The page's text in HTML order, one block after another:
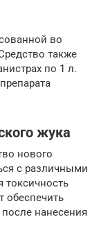
во
также
по 1 л.
жука
нового
с различными
токсичность
обеспечить
нанесения